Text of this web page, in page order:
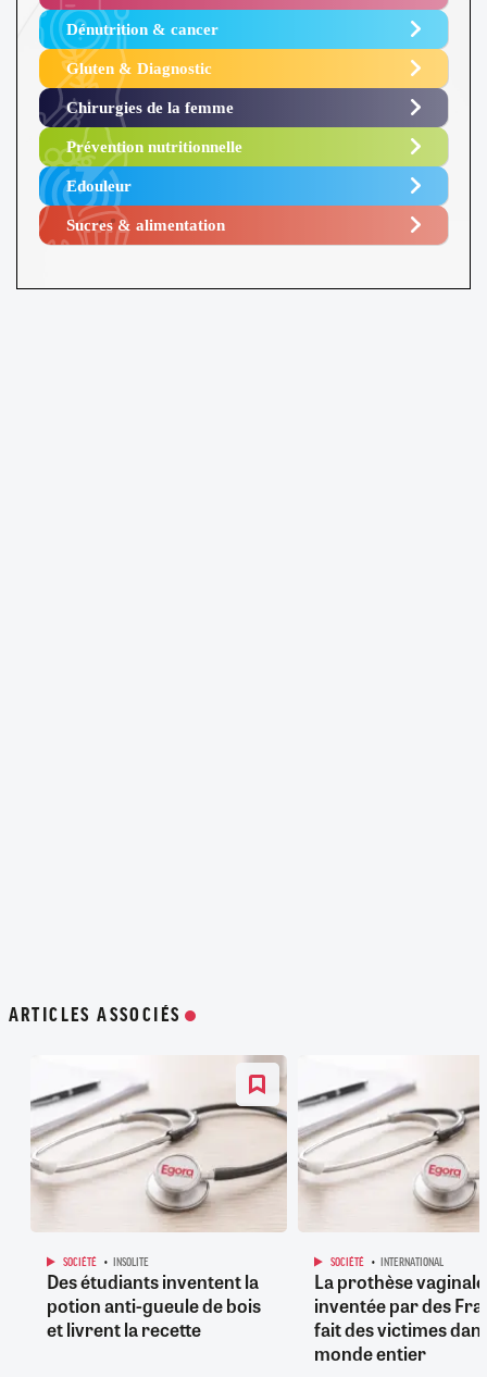
Dénutrition & cancer
Gluten & Diagnostic
Chirurgies de la femme
Prévention nutritionnelle
Edouleur​
Sucres & alimentation​
ARTICLES ASSOCIÉS
SOCIÉTÉ INSOLITE
Des étudiants inventent la
potion anti-gueule de bois
et livrent la recette
SOCIÉTÉ INTERNATIONAL
La prothèse vaginale
inventée par des
fait des victimes
monde entier